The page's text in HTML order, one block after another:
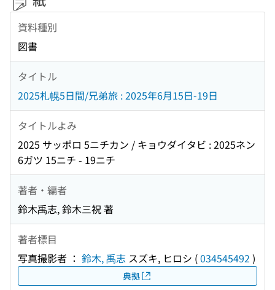
資料種別
図書
タイトル
2025札幌5日間/兄弟旅 : 2025年6月15日-19日
タイトルよみ
2025 サッポロ 5ニチカン / キョウダイタビ : 2025ネン
6ガツ 15ニチ - 19ニチ
著者・編者
鈴木禹志, 鈴木三祝 著
著者標目
写真撮影者 ： 鈴木, 禹志 スズキ, ヒロシ (034545492 )
典拠